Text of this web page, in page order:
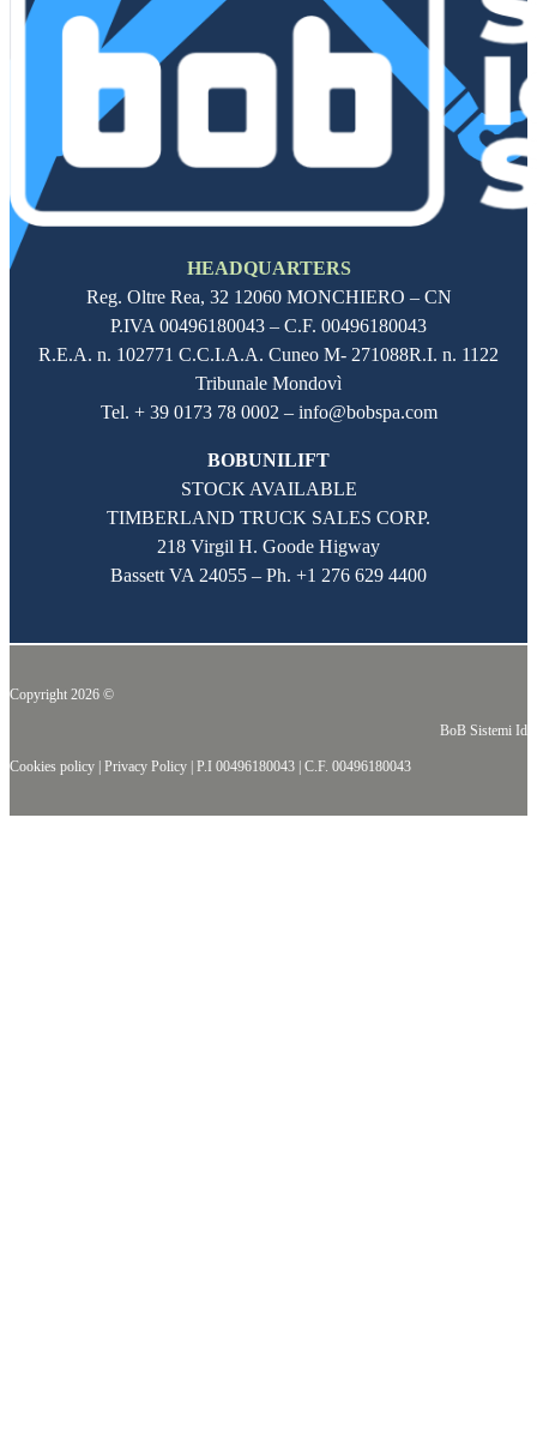
HEADQUARTERS
Reg. Oltre Rea, 32 12060 MONCHIERO – CN
P.IVA 00496180043 – C.F. 00496180043
R.E.A. n. 102771 C.C.I.A.A. Cuneo M- 271088R.I. n. 1122
Tribunale Mondovì
Tel. + 39 0173 78 0002 – info@bobspa.com
BOBUNILIFT
STOCK AVAILABLE
TIMBERLAND TRUCK SALES CORP.
218 Virgil H. Goode Higway
Bassett VA 24055 – Ph. +1 276 629 4400
Copyright 2026 ©
BoB Sistemi
Cookies policy | Privacy Policy | P.I 00496180043 | C.F. 00496180043